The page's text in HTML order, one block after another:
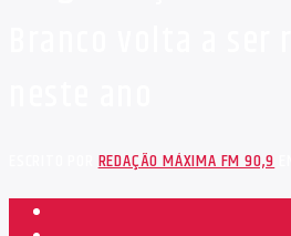
ESCRITO PORREDAÇÃO MÁXIMA FM 90,9